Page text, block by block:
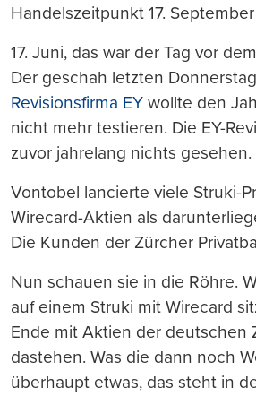
Handelszeitpunkt 17.
17. Juni, das war der Tag vor
Der geschah letzten
Revisionsfirma EY wollte den
nicht mehr testieren. Die EY-
zuvor jahrelang nichts gesehen.
Vontobel lancierte viele Struki-
Wirecard-Aktien als
Die Kunden der Zürcher
Nun schauen sie in die Röhre.
auf einem Struki mit Wirecard
Ende mit Aktien der deutschen
dastehen. Was die dann noch
überhaupt etwas, das steht in